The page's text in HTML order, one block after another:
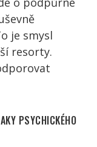
je smysl
resorty.
PSYCHICKÉHO